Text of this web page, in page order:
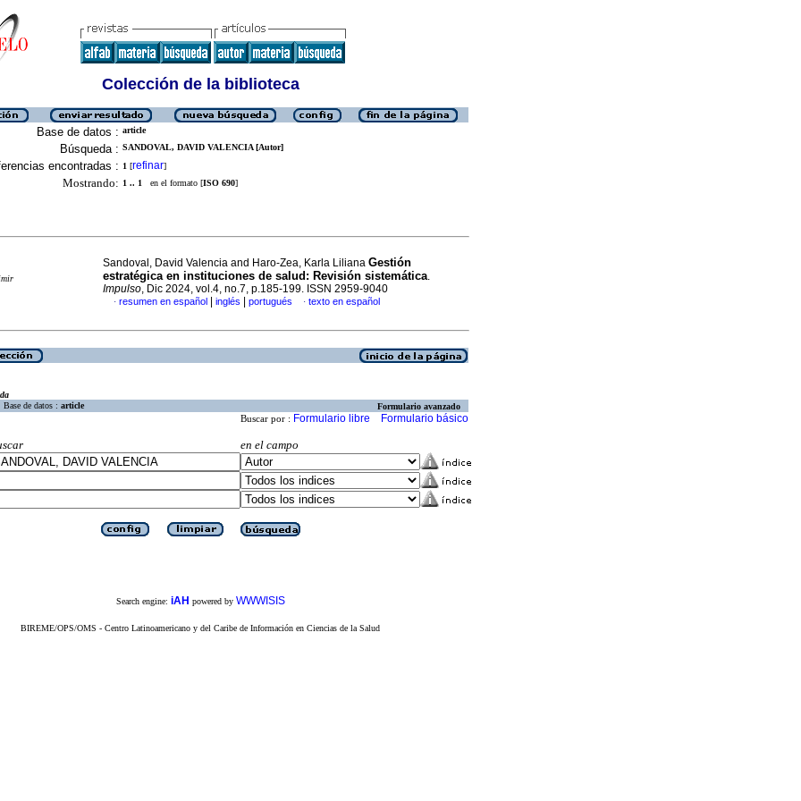
Colección de la biblioteca
Base de datos : article
Búsqueda : SANDOVAL, DAVID VALENCIA [Autor]
encontradas : 1 [refinar]
Mostrando: 1 .. 1 en el formato [ISO 690]
Sandoval, David Valencia and Haro-Zea, Karla Liliana Gestión
estratégica en instituciones de salud: Revisión sistemática.
Impulso, Dic 2024, vol.4, no.7, p.185-199. ISSN 2959-9040
· resumen en español inglés portugués · texto en español
Base de datos : article Formulario avanzado
Buscar por : Formulario libre Formulario básico
en el campo
Search engine: iAH powered by WWWISIS
BIREME/OPS/OMS - Centro Latinoamericano y del Caribe de Información en Ciencias de la Salud